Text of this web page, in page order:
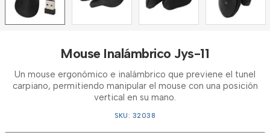
Mouse Inalámbrico Jys-11
Un mouse ergonómico e inalámbrico que previene el tunel
carpiano, permitiendo manipular el mouse con una posición
vertical en su mano.
SKU: 32038